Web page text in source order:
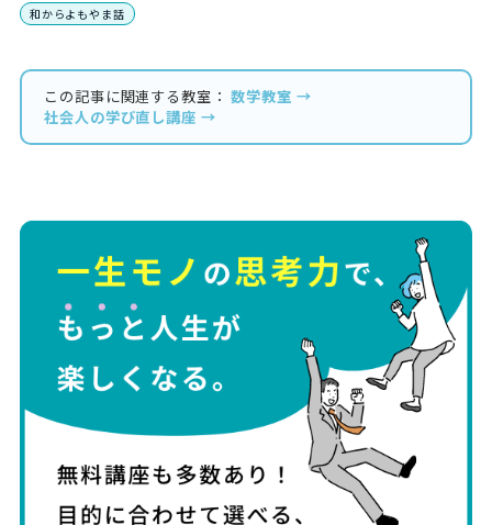
和からよもやま話
この記事に関連する教室：数学教室 →
社会人の学び直し講座 →